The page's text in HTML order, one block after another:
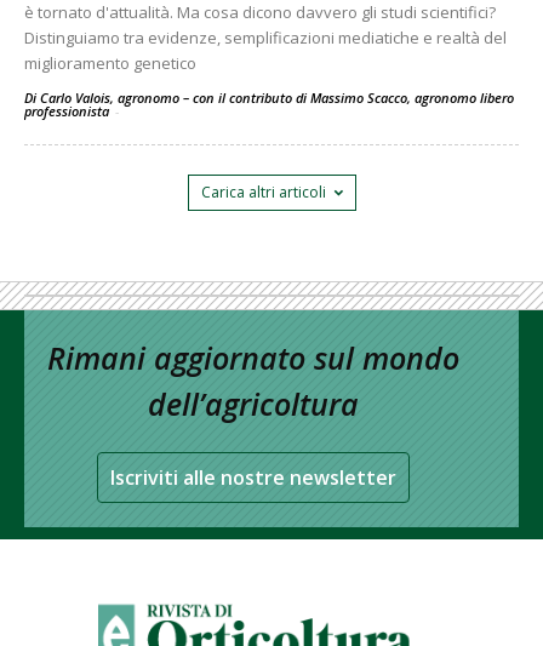
è tornato d'attualità. Ma cosa dicono davvero gli studi scientifici?
Distinguiamo tra evidenze, semplificazioni mediatiche e realtà del
miglioramento genetico
Di Carlo Valois, agronomo – con il contributo di Massimo Scacco, agronomo libero
professionista -
Carica altri articoli
Rimani aggiornato sul mondo
dell’agricoltura
Iscriviti alle nostre newsletter